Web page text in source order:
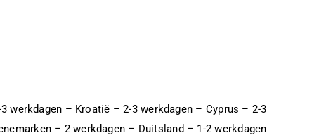
– Kroatië – 2-3 werkdagen – Cyprus – 2-3
– 2 werkdagen – Duitsland – 1-2 werkdagen